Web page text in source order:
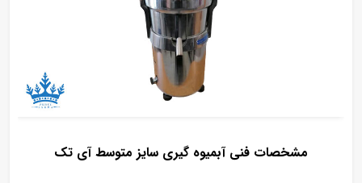
مشخصات فنی آبمیوه گیری سایز متوسط آی تک